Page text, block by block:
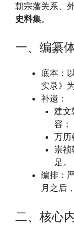
朝宗藩关系、
史料集。
一、编纂
底本：
实录》
补遗：
建文
容；
万历
崇祯
足。
编排：
月之后
二、核心